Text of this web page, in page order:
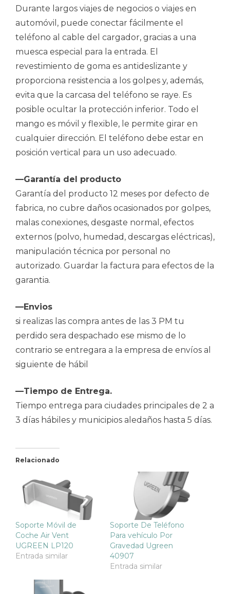
Durante largos viajes de negocios o viajes en
automóvil, puede conectar fácilmente el
teléfono al cable del cargador, gracias a una
muesca especial para la entrada. El
revestimiento de goma es antideslizante y
proporciona resistencia a los golpes y, además,
evita que la carcasa del teléfono se raye. Es
posible ocultar la protección inferior. Todo el
mango es móvil y flexible, le permite girar en
cualquier dirección. El teléfono debe estar en
posición vertical para un uso adecuado.
—Garantía del producto
Garantía del producto 12 meses por defecto de
fabrica, no cubre daños ocasionados por golpes,
malas conexiones, desgaste normal, efectos
externos (polvo, humedad, descargas eléctricas),
manipulación técnica por personal no
autorizado. Guardar la factura para efectos de la
garantia.
—Envios
si realizas las compra antes de las 3 PM tu
perdido sera despachado ese mismo de lo
contrario se entregara a la empresa de envíos al
siguiente de hábil
—Tiempo de Entrega.
Tiempo entrega para ciudades principales de 2 a
3 días hábiles y municipios aledaños hasta 5 días.
Relacionado
Soporte Móvil de
Coche Air Vent
UGREEN LP120
Entrada similar
Soporte De Teléfono
Para vehículo Por
Gravedad Ugreen
40907
Entrada similar